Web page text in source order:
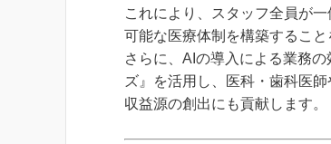
これにより、スタッフ全員が
可能な医療体制を構築すること
さらに、AIの導入による業務
ズ』を活用し、医科・歯科医
収益源の創出にも貢献します。